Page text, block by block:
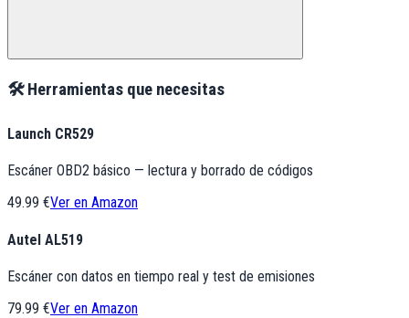
🛠️ Herramientas que necesitas
Launch CR529
Escáner OBD2 básico — lectura y borrado de códigos
49.99 €Ver en Amazon
Autel AL519
Escáner con datos en tiempo real y test de emisiones
79.99 €Ver en Amazon